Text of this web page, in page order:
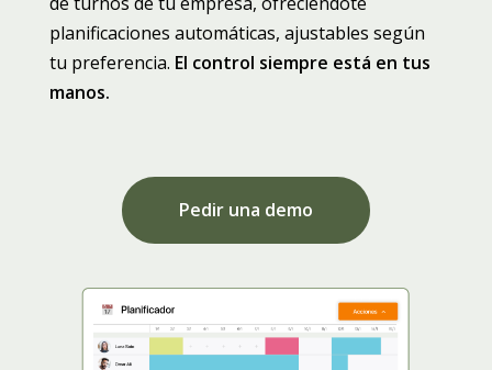
planificaciones automáticas, ajustables según
tu preferencia. El control siempre está en tus
manos.
Pedir una demo